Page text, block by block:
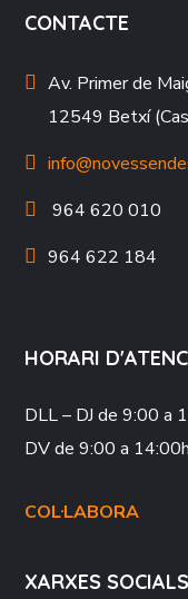
CONTACTE
Av. Primer de
12549 Betxí
964 620 010
964 622 184
HORARI
DLL – DJde 9:00 a
DVde 9:00 a 14:00h
COL·LABORA
XARXES SOCIALS